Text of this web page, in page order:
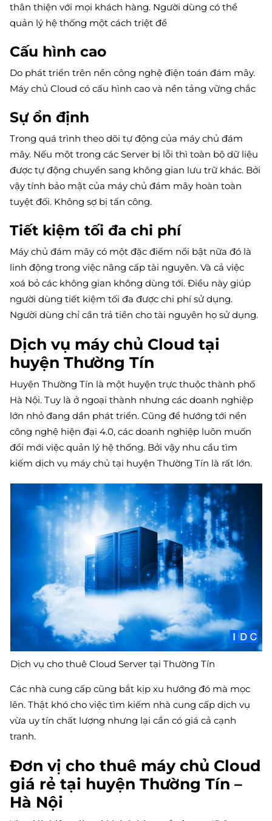
thân thiện với mọi khách hàng. Người dùng có thể
quản lý hệ thống một cách triệt để
Cấu hình cao
Do phát triển trên nền công nghệ điện toán đám mây.
Máy chủ Cloud có cấu hình cao và nền tảng vững chắc
Sự ổn định
Trong quá trình theo dõi tự động của máy chủ đám
mây. Nếu một trong các Server bị lỗi thì toàn bộ dữ liệu
được tự động chuyển sang không gian lưu trữ khác. Bởi
vậy tính bảo mật của máy chủ đám mây hoàn toàn
tuyệt đối. Không sợ bị tấn công.
Tiết kiệm tối đa chi phí
Máy chủ đám mây có một đặc điểm nổi bật nữa đó là
linh động trong việc nâng cấp tài nguyên. Và cả việc
xoá bỏ các không gian không dùng tới. Điều này giúp
người dùng tiết kiệm tối đa được chi phí sử dụng.
Người dùng chỉ cần trả tiền cho tài nguyên họ sử dụng.
Dịch vụ máy chủ Cloud tại
huyện Thường Tín
Huyện Thường Tín là một huyện trực thuộc thành phố
Hà Nội. Tuy là ở ngoại thành nhưng các doanh nghiệp
lớn nhỏ đang dần phát triển. Cũng để hướng tới nền
công nghệ hiện đại 4.0, các doanh nghiệp luôn muốn
đổi mới việc quản lý hệ thống. Bởi vậy nhu cầu tìm
kiếm dịch vụ máy chủ tại huyện Thường Tín là rất lớn.
Dịch vụ cho thuê Cloud Server tại Thường Tín
Các nhà cung cấp cũng bắt kịp xu hướng đó mà mọc
lên. Thật khó cho việc tìm kiếm nhà cung cấp dịch vụ
vừa uy tín chất lượng nhưng lại cần có giá cả cạnh
tranh.
Đơn vị cho thuê máy chủ Cloud
giá rẻ tại huyện Thường Tín –
Hà Nội